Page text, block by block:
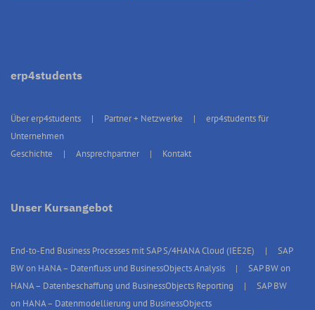
erp4students
Über erp4students Partner + Netzwerke
erp4students für
Unternehmen
Geschichte
Ansprechpartner Kontakt
Unser Kursangebot
End-to-End Business Processes mit SAP S/4HANA Cloud (IEE2E)
SAP
BW on HANA – Datenfluss und BusinessObjects Analysis
SAP BW on
HANA – Datenbeschaffung und BusinessObjects Reporting
SAP BW
on HANA – Datenmodellierung und BusinessObjects